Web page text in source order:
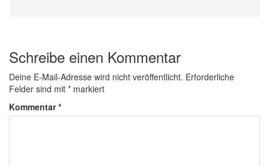
Schreibe einen Kommentar
Deine E-Mail-Adresse wird nicht veröffentlicht. Erforderliche
Felder sind mit * markiert
Kommentar*